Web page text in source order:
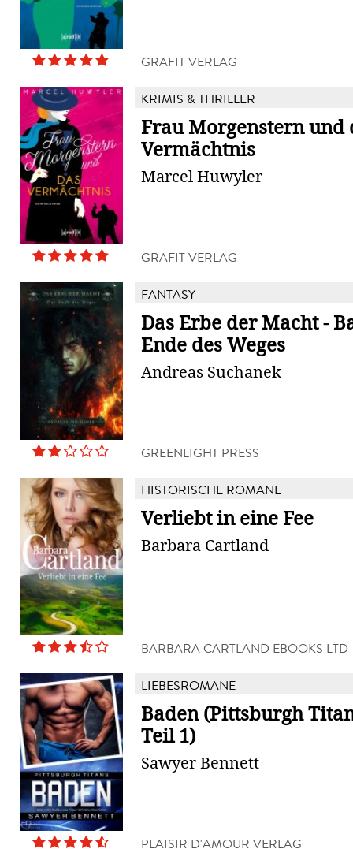
GRAFIT VERLAG
KRIMIS & THRILLER
Frau Morgenstern und
Vermächtnis
Marcel Huwyler
GRAFIT VERLAG
FANTASY
Das Erbe der Macht -
Ende des Weges
Andreas Suchanek
GREENLIGHT PRESS
HISTORISCHE ROMANE
Verliebt in eine Fee
Barbara Cartland
BARBARA CARTLAND EBOOKS LTD
LIEBESROMANE
Baden (Pittsburgh
Teil 1)
Sawyer Bennett
PLAISIR D'AMOUR VERLAG